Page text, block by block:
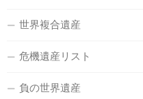
世界複合遺産
危機遺産リスト
負の世界遺産